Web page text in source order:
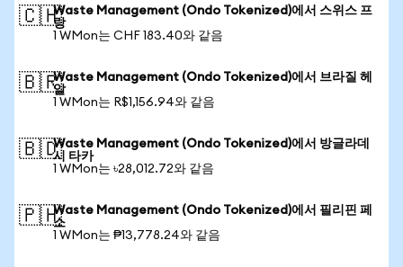
🇨🇭Waste Management (Ondo Tokenized)에서 스위스 프
랑
1 WMon는 CHF 183.40와 같음
🇧🇷Waste Management (Ondo Tokenized)에서 브라질 헤
알
1 WMon는 R$1,156.94와 같음
🇧🇩Waste Management (Ondo Tokenized)에서 방글라데
시 타카
1 WMon는 ৳28,012.72와 같음
🇵🇭Waste Management (Ondo Tokenized)에서 필리핀 페
소
1 WMon는 ₱13,778.24와 같음